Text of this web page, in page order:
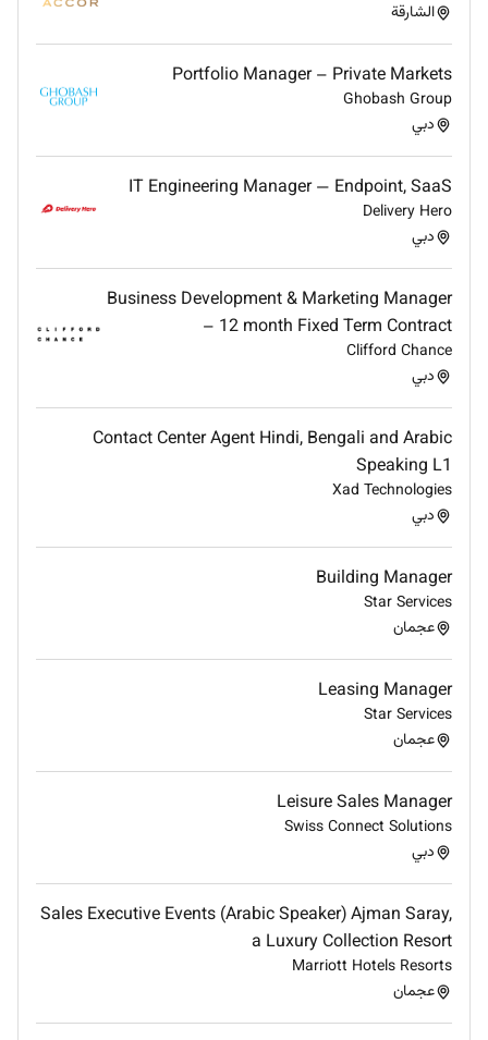
equal opportunity employer welcoming all and
providing access to opportunity. We actively foster an
environment where the unique backgrounds of our
associates are valued and greatest strength lies in the
rich blend of culture talent and experiences of our
associates. We are committed to non-discrimination
on any protected basis including disability veteran
status or other basis protected by applicable law.
Required Experience:
Manager
الشارقة
Portfolio Manager – Private Markets
Ghobash Group
دبي
IT Engineering Manager — Endpoint, SaaS
Delivery Hero
دبي
Business Development & Marketing Manager
– 12 month Fixed Term Contract
Clifford Chance
دبي
Contact Center Agent Hindi, Bengali and Arabic
Speaking L1
Xad Technologies
دبي
Building Manager
Star Services
عجمان
Leasing Manager
Star Services
عجمان
Leisure Sales Manager
Swiss Connect Solutions
دبي
Sales Executive Events (Arabic Speaker) Ajman Saray,
a Luxury Collection Resort
Marriott Hotels Resorts
عجمان